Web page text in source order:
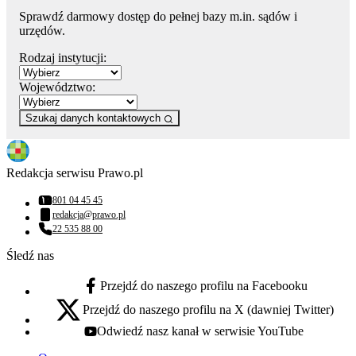
Sprawdź darmowy dostęp do pełnej bazy m.in. sądów i
urzędów.
Rodzaj instytucji:
Województwo:
Szukaj danych kontaktowych
Redakcja serwisu Prawo.pl
Numer telefonu:
801 04 45 45
Adres email:
redakcja@prawo.pl
Numer telefonu:
22 535 88 00
Śledź nas
facebook - otwiera się w nowej karcie
Przejdź do naszego profilu na Facebooku
x - otwiera się w nowej karcie
Przejdź do naszego profilu na X (dawniej Twitter)
youtube - otwiera się w nowej karcie
Odwiedź nasz kanał w serwisie YouTube